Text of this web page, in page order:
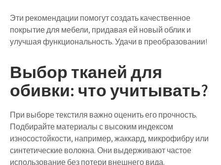
Эти рекомендации помогут создать качественное
покрытие для мебели, придавая ей новый облик и
улучшая функциональность. Удачи в преобразовании!
Выбор тканей для
обивки: что учитывать?
При выборе текстиля важно оценить его прочность.
Подбирайте материалы с высоким индексом
износостойкости, например, жаккард, микрофибру или
синтетические волокна. Они выдерживают частое
использование без потери внешнего вида.